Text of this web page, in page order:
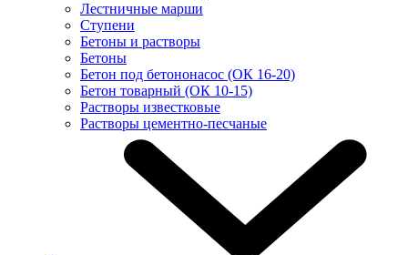
Лестничные марши
Ступени
Бетоны и растворы
Бетоны
Бетон под бетононасос (ОК 16-20)
Бетон товарный (ОК 10-15)
Растворы известковые
Растворы цементно-песчаные